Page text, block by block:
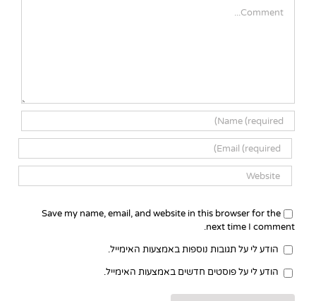
Save my name, email, and website in this browser for the
next time I comment.
הודע לי על תגובות נוספות באמצעות האימייל.
הודע לי על פוסטים חדשים באמצעות האימייל.